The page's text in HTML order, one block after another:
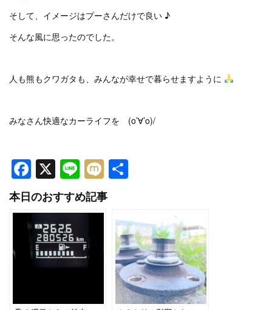
そして、イメージはプーさんだけで良い ♪
そんな風に思ったのでした。
人も熊もクワガタも、みんなが幸せで暮らせますように
みなさん快適なカーライフを (o’∀’o)/
Facebook
X LineMixi
本日のおすすめ記事